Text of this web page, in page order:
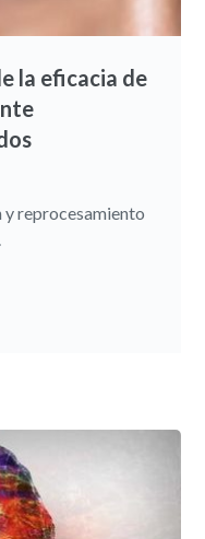
la eficacia de
y reprocesamiento